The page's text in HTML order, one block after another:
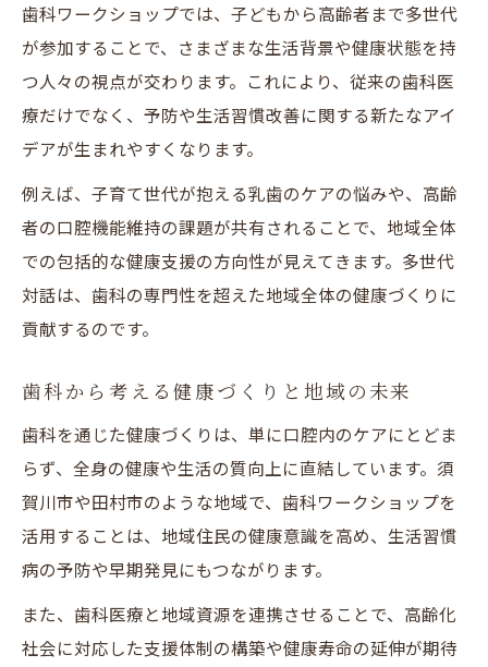
歯科を通じた対話が未来志向を生み出す
地域課題解決に歯科ワークショップが役立つ理
由
歯科の知見が実践的な解決策を導くポイン
ト
歯科テーマで地域の健康・福祉を見直す意
義
歯科を活用した課題解決の新たなアイデア
創出
アイデア共有で広がる田村市須賀川市の可能性
歯科ワークショップで生まれる新しい連携
案
歯科テーマによる住民アイデアの広がり方
歯科視点で共有された意見がまちづくりに
貢献
歯科ワークショップでは、子どもから高齢者まで多世代
が参加することで、さまざまな生活背景や健康状態を持
つ人々の視点が交わります。これにより、従来の歯科医
療だけでなく、予防や生活習慣改善に関する新たなアイ
デアが生まれやすくなります。
例えば、子育て世代が抱える乳歯のケアの悩みや、高齢
者の口腔機能維持の課題が共有されることで、地域全体
での包括的な健康支援の方向性が見えてきます。多世代
対話は、歯科の専門性を超えた地域全体の健康づくりに
貢献するのです。
歯科から考える健康づくりと地域の未来
歯科を通じた健康づくりは、単に口腔内のケアにとどま
らず、全身の健康や生活の質向上に直結しています。須
賀川市や田村市のような地域で、歯科ワークショップを
活用することは、地域住民の健康意識を高め、生活習慣
病の予防や早期発見にもつながります。
また、歯科医療と地域資源を連携させることで、高齢化
社会に対応した支援体制の構築や健康寿命の延伸が期待